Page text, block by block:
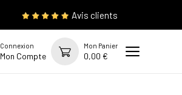
Avis clients
Connexion
Mon Compte
Mon Panier
0,00 €